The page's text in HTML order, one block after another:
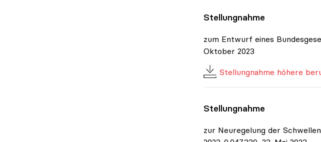
Stellungnahme
zum Entwurf eines
Oktober 2023
Stellungnahme höhere
Stellungnahme
zur Neuregelung der